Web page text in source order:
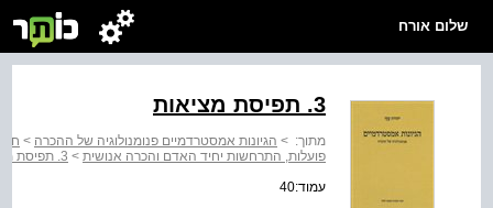
שלום אורח
3. תפיסת מציאות
מתוך: > הגיונות אמסטרדמיים פנומנולוגיה של ההכרה >
פועלות, התרחשות יחיד האדם והכרה אנושית > 3. תפיסת מציאות
עמוד:40